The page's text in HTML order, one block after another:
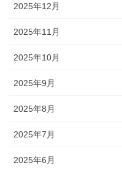
2025年12月
2025年11月
2025年10月
2025年9月
2025年8月
2025年7月
2025年6月